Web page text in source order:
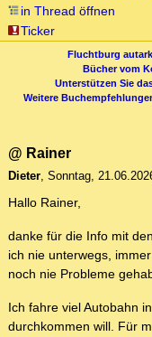
in Thread öffnen
Ticker
Fluchtburg
Bücher vom
Unterstützen Sie
Weitere
@ Rainer
Dieter, Sonntag,
Hallo Rainer,
danke für die Info mit
ich nie unterwegs,
noch nie Probleme
Ich fahre viel Autobahn
durchkommen will. Für